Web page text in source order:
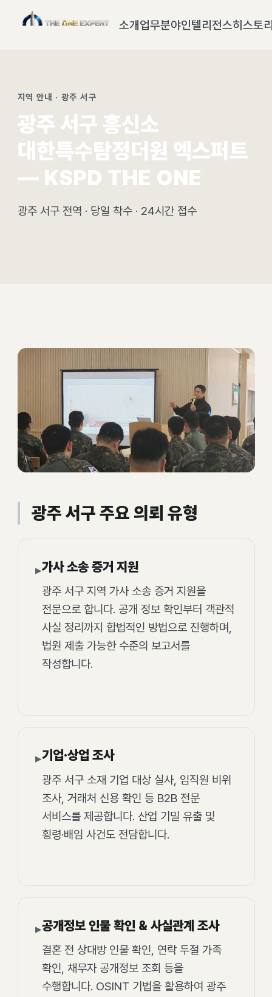
소개업무분야인텔리전스히스토
지역 안내 · 광주 서구
광주 서구 흥신소
대한특수탐정더원 엑스퍼트
— KSPD THE ONE
광주 서구 전역 · 당일 착수 · 24시간 접수
광주 서구 주요 의뢰 유형
▸가사 소송 증거 지원
광주 서구 지역 가사 소송 증거 지원을
전문으로 합니다. 공개 정보 확인부터 객관적
사실 정리까지 합법적인 방법으로 진행하며,
법원 제출 가능한 수준의 보고서를
작성합니다.
▸기업·상업 조사
광주 서구 소재 기업 대상 실사, 임직원 비위
조사, 거래처 신용 확인 등 B2B 전문
서비스를 제공합니다. 산업 기밀 유출 및
횡령·배임 사건도 전담합니다.
▸공개정보 인물 확인 & 사실관계 조사
결혼 전 상대방 인물 확인, 연락 두절 가족
확인, 채무자 공개정보 조회 등을
수행합니다. OSINT 기법을 활용하여 광주